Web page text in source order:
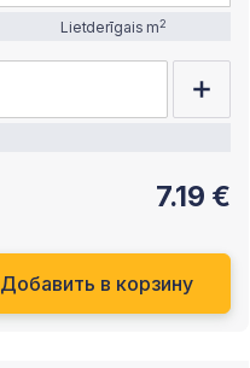
Lietderīgais m2
7.19 €
Добавить в корзину